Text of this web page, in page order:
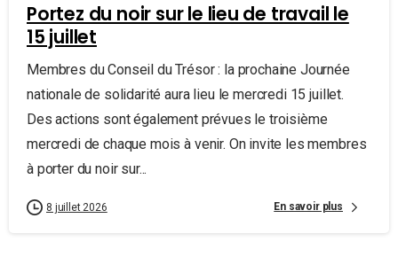
Portez du noir sur le lieu de travail le
15 juillet
Membres du Conseil du Trésor : la prochaine Journée
nationale de solidarité aura lieu le mercredi 15 juillet.
Des actions sont également prévues le troisième
mercredi de chaque mois à venir. On invite les membres
à porter du noir sur...
8 juillet 2026 En savoir plus